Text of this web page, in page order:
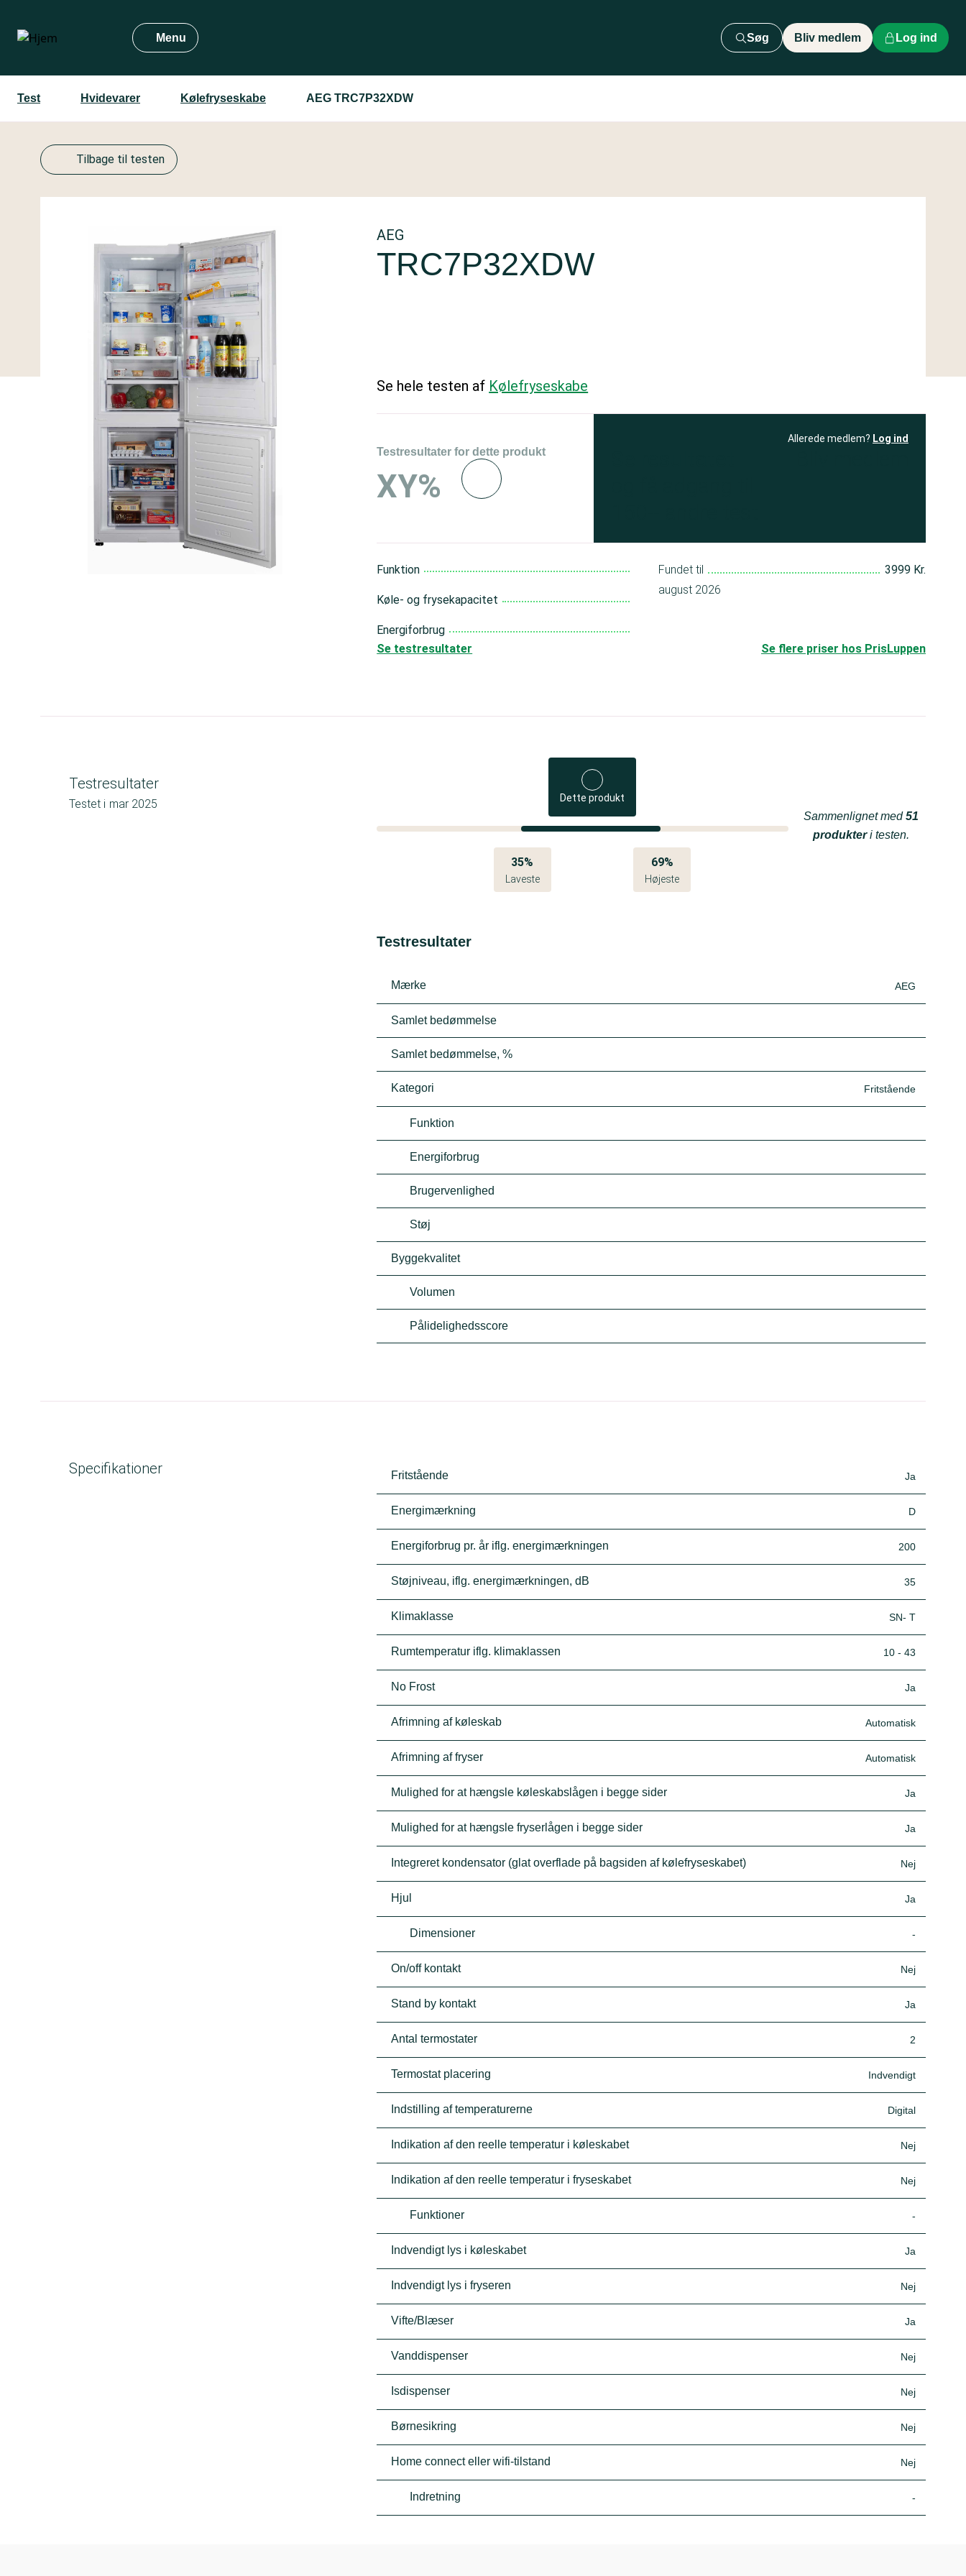
hovedindhold
Menu Søg Bliv medlem Log ind
Test Hvidevarer Kølefryseskabe AEG TRC7P32XDW
Tilbage til testen
AEG
TRC7P32XDW
Se hele testen af Kølefryseskabe
Testresultater for dette produkt
XY%
Allerede medlem? Log ind
Funktion
Køle- og frysekapacitet
Energiforbrug
Fundet til
3999 Kr.
august 2026
Se flere priser hos PrisLuppen
Se testresultater
Testresultater
Testet i mar 2025 Dette produkt
35%
Laveste
69%
Højeste
Sammenlignet med51
produkteri testen.
Testresultater
Mærke AEG
Samlet bedømmelse
Samlet bedømmelse, %
Kategori Fritstående
Funktion
Energiforbrug
Brugervenlighed
Støj
Byggekvalitet
Volumen
Pålidelighedsscore
Specifikationer Fritstående Ja
Energimærkning D
Energiforbrug pr. år iflg. energimærkningen 200
Støjniveau, iflg. energimærkningen, dB 35
Klimaklasse SN- T
Rumtemperatur iflg. klimaklassen 10 - 43
No Frost Ja
Afrimning af køleskab Automatisk
Afrimning af fryser Automatisk
Mulighed for at hængsle køleskabslågen i begge sider Ja
Mulighed for at hængsle fryserlågen i begge sider Ja
Integreret kondensator (glat overflade på bagsiden af kølefryseskabet) Nej
Hjul Ja
Dimensioner -
On/off kontakt Nej
Stand by kontakt Ja
Antal termostater 2
Termostat placering Indvendigt
Indstilling af temperaturerne Digital
Indikation af den reelle temperatur i køleskabet Nej
Indikation af den reelle temperatur i fryseskabet Nej
Funktioner -
Indvendigt lys i køleskabet Ja
Indvendigt lys i fryseren Nej
Vifte/Blæser Ja
Vanddispenser Nej
Isdispenser Nej
Børnesikring Nej
Home connect eller wifi-tilstand Nej
Indretning -